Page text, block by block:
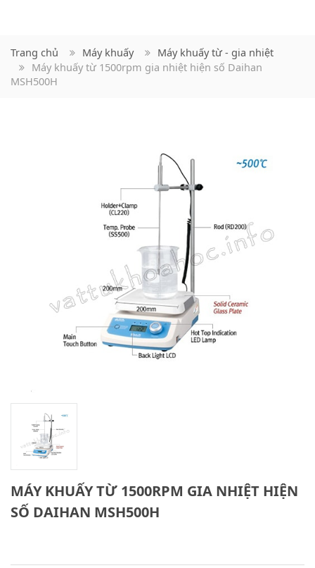
Trang chủ Máy khuấy
Máy khuấy từ - gia nhiệt
Máy khuấy từ 1500rpm gia nhiệt hiện số Daihan
MSH500H
MÁY KHUẤY TỪ 1500RPM GIA NHIỆT HIỆN
SỐ DAIHAN MSH500H